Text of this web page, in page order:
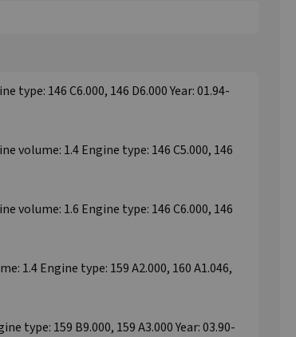
type: 146 C6.000, 146 D6.000 Year: 01.94-
volume: 1.4 Engine type: 146 C5.000, 146
volume: 1.6 Engine type: 146 C6.000, 146
1.4 Engine type: 159 A2.000, 160 A1.046,
type: 159 B9.000, 159 A3.000 Year: 03.90-